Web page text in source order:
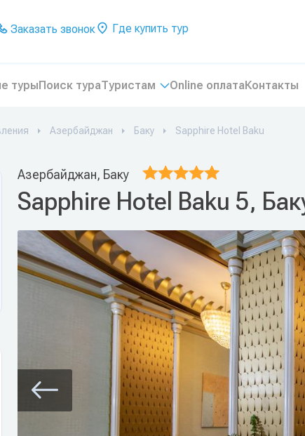
Заказать звонок Где купить тур
турыПоиск тураТуристам Online оплатаКонтакты
Азербайджан Баку Sapphire Hotel Baku
Азербайджан, Баку
Sapphire Hotel Baku 5,